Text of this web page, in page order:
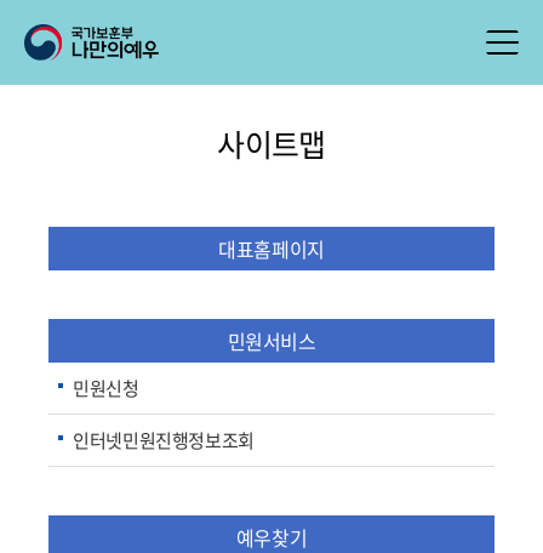
사이트맵
대표홈페이지
민원서비스
민원신청
인터넷민원진행정보조회
예우찾기